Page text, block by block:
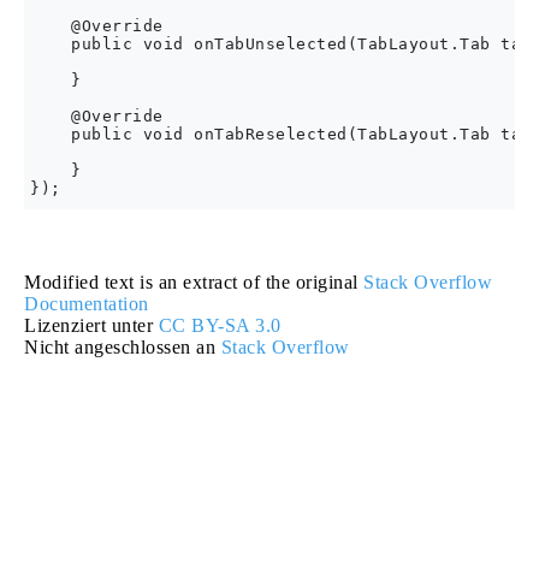
    @Override
public void onTabUnselected(TabLayout.Tab
    }
    @Override
public void onTabReselected(TabLayout.Tab
    }
Modified text is an extract of the original Stack Overflow
Documentation
Lizenziert unter CC BY-SA 3.0
Nicht angeschlossen an Stack Overflow